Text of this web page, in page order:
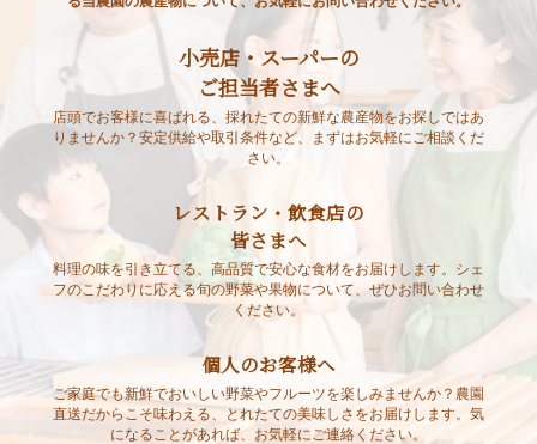
小売店・スーパーの
ご担当者さまへ
店頭でお客様に喜ばれる、採れたての新鮮な農産物をお探しではあ
りませんか？安定供給や取引条件など、まずはお気軽にご相談くだ
さい。
レストラン・飲食店の
皆さまへ
料理の味を引き立てる、高品質で安心な食材をお届けします。シェ
フのこだわりに応える旬の野菜や果物について、ぜひお問い合わせ
ください。
個人のお客様へ
ご家庭でも新鮮でおいしい野菜やフルーツを楽しみませんか？農園
直送だからこそ味わえる、とれたての美味しさをお届けします。気
になることがあれば、お気軽にご連絡ください。